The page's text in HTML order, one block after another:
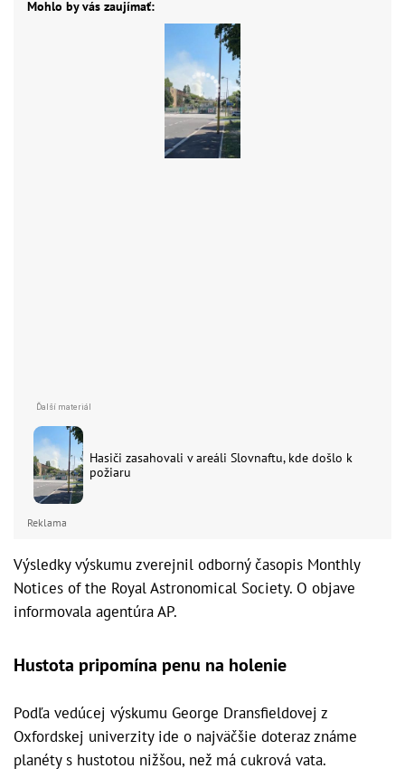
Mohlo by vás zaujímať:
Hasiči zasahovali v areáli Slovnaftu, kde došlo k
požiaru
Reklama
Výsledky výskumu zverejnil odborný časopis Monthly
Notices of the Royal Astronomical Society. O objave
informovala agentúra AP.
Hustota pripomína penu na holenie
Podľa vedúcej výskumu George Dransfieldovej z
Oxfordskej univerzity ide o najväčšie doteraz známe
planéty s hustotou nižšou, než má cukrová vata.